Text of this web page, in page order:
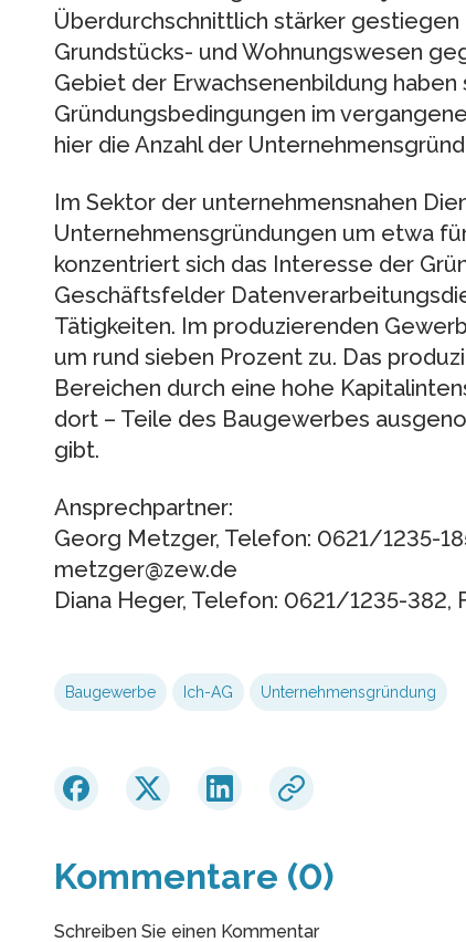
Überdurchschnittlich stärker gestiegen
Grundstücks- und Wohnungswesen
Gebiet der Erwachsenenbildung haben
Gründungsbedingungen im
hier die Anzahl der
Im Sektor der unternehmensnahen
Unternehmensgründungen um etwa
konzentriert sich das Interesse der
Geschäftsfelder
Tätigkeiten. Im produzierenden
um rund sieben Prozent zu. Das
Bereichen durch eine hohe
dort – Teile des Baugewerbes
gibt.
Ansprechpartner:
Georg Metzger, Telefon: 0621/1235-
metzger@zew.de
Diana Heger, Telefon: 0621/1235-382,
Baugewerbe Ich-AG Unternehmensgründung
Kommentare (0)
Schreiben Sie einen Kommentar